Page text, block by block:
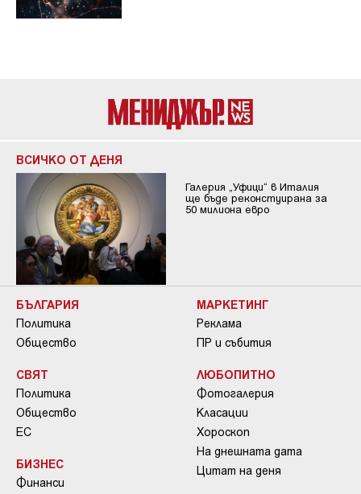
ВСИЧКО ОТ ДЕНЯ
Галерия „Уфици“ в Италия
ще бъде реконстуирана за
50 милиона евро
БЪЛГАРИЯ
Политика
Общество
СВЯТ
Политика
Общество
ЕС
БИЗНЕС
Финанси
МАРКЕТИНГ
Реклама
ПР и събития
ЛЮБОПИТНО
Фотогалерия
Класации
Хороскоп
На днешната дата
Цитат на деня